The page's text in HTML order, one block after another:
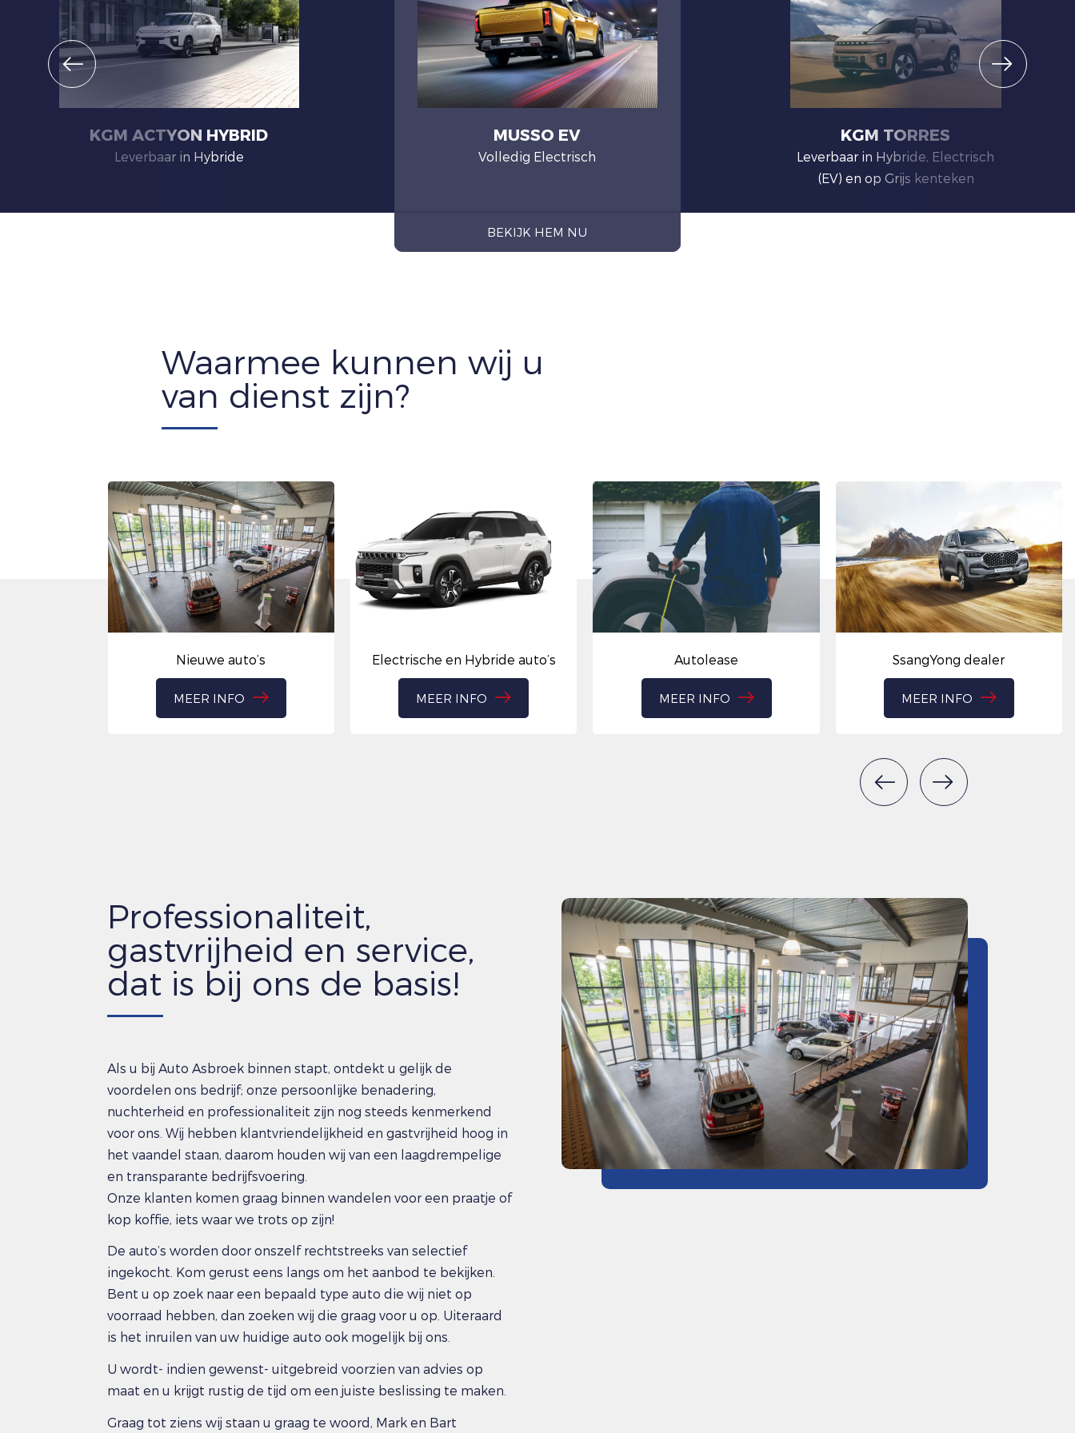
KGM ACTYON HYBRID
Leverbaar in Hybride
MUSSO EV
Volledig Electrisch
BEKIJK HEM NU
KGM TORRES
Leverbaar in Hybride, Electrisch
(EV) en op Grijs kenteken
Waarmee kunnen wij u
van dienst zijn?
Nieuwe auto’s
MEER INFO
Electrische en Hybride auto’s
MEER INFO
Autolease
MEER INFO
SsangYong dealer
MEER INFO
Professionaliteit,
gastvrijheid en service,
dat is bij ons de basis!
Als u bij Auto Asbroek binnen stapt, ontdekt u gelijk de
voordelen ons bedrijf; onze persoonlijke benadering,
nuchterheid en professionaliteit zijn nog steeds kenmerkend
voor ons. Wij hebben klantvriendelijkheid en gastvrijheid hoog in
het vaandel staan, daarom houden wij van een laagdrempelige
en transparante bedrijfsvoering.
Onze klanten komen graag binnen wandelen voor een praatje of
kop koffie, iets waar we trots op zijn!
De auto’s worden door onszelf rechtstreeks van selectief
ingekocht. Kom gerust eens langs om het aanbod te bekijken.
Bent u op zoek naar een bepaald type auto die wij niet op
voorraad hebben, dan zoeken wij die graag voor u op. Uiteraard
is het inruilen van uw huidige auto ook mogelijk bij ons.
U wordt- indien gewenst- uitgebreid voorzien van advies op
maat en u krijgt rustig de tijd om een juiste beslissing te maken.
Graag tot ziens wij staan u graag te woord, Mark en Bart